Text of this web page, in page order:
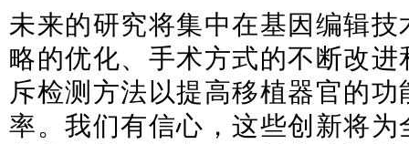
未来的研究将集中在基因编辑
略的优化、手术方式的不断改
斥检测方法以提高移植器官的
率。我们有信心，这些创新将